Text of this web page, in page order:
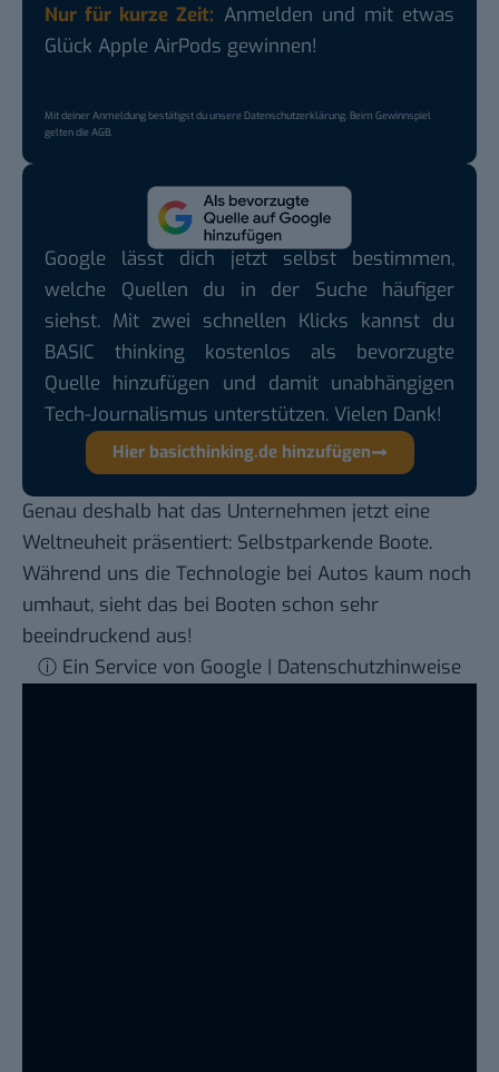
Nur für kurze Zeit: Anmelden und mit etwas
Glück Apple AirPods gewinnen!
Mit deiner Anmeldung bestätigst du unsereDatenschutzerklärung. Beim Gewinnspiel
gelten dieAGB.
Google lässt dich jetzt selbst bestimmen,
welche Quellen du in der Suche häufiger
siehst. Mit zwei schnellen Klicks kannst du
BASIC thinking kostenlos als bevorzugte
Quelle hinzufügen und damit unabhängigen
Tech-Journalismus unterstützen. Vielen Dank!
Hier basicthinking.de hinzufügen
Genau deshalb hat das Unternehmen jetzt eine
Weltneuheit präsentiert: Selbstparkende Boote.
Während uns die Technologie bei Autos kaum noch
umhaut, sieht das bei Booten schon sehr
beeindruckend aus!
ⓘ Ein Service von Google | Datenschutzhinweise